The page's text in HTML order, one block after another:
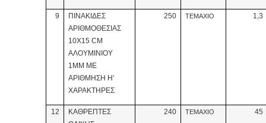
9
ΠΙΝΑΚΙΔΕΣ
ΑΡΙΘΜΟΘΕΣΙΑΣ
10Χ15 CM
ΑΛΟΥΜΙΝΙΟΥ
1ΜΜ ΜΕ
ΑΡΙΘΜΗΣΗ Η’
ΧΑΡΑΚΤΗΡΕΣ
250 ΤΕΜΑΧΙΟ 1,3
12
ΚΑΘΡΕΠΤΕΣ
240 ΤΕΜΑΧΙΟ 45